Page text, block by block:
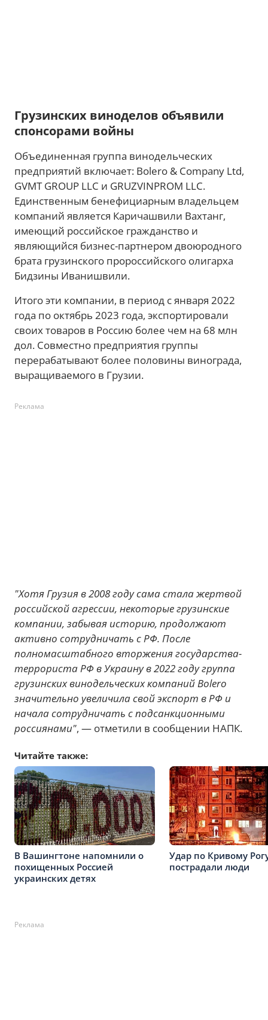
Грузинских виноделов объявили
спонсорами войны
Объединенная группа винодельческих
предприятий включает: Bolero & Company Ltd,
GVMT GROUP LLC и GRUZVINPROM LLC.
Единственным бенефициарным владельцем
компаний является Каричашвили Вахтанг,
имеющий российское гражданство и
являющийся бизнес-партнером двоюродного
брата грузинского пророссийского олигарха
Бидзины Иванишвили.
Итого эти компании, в период с января 2022
года по октябрь 2023 года, экспортировали
своих товаров в Россию более чем на 68 млн
дол. Совместно предприятия группы
перерабатывают более половины винограда,
выращиваемого в Грузии.
Реклама
"Хотя Грузия в 2008 году сама стала жертвой
российской агрессии, некоторые грузинские
компании, забывая историю, продолжают
активно сотрудничать с РФ. После
полномасштабного вторжения государства-
террориста РФ в Украину в 2022 году группа
грузинских винодельческих компаний Bolero
значительно увеличила свой экспорт в РФ и
начала сотрудничать с подсанкционными
россиянами", — отметили в сообщении НАПК.
Читайте также:
В Вашингтоне напомнили о
похищенных Россией
украинских детях
Удар по Кривому
пострадали люди
Реклама